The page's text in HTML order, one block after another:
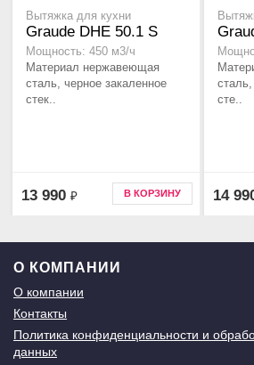
Вытяжка для кухни
Graude DHE 50.1 S
Мощность: 450 м3/ч
Материал нержавеющая
сталь, черное закаленное
стек..
13 990 ₽ В КОРЗИНУ
сте..
14
О КОМПАНИИ
О компании
Контакты
Политика конфиденциальности и
данных